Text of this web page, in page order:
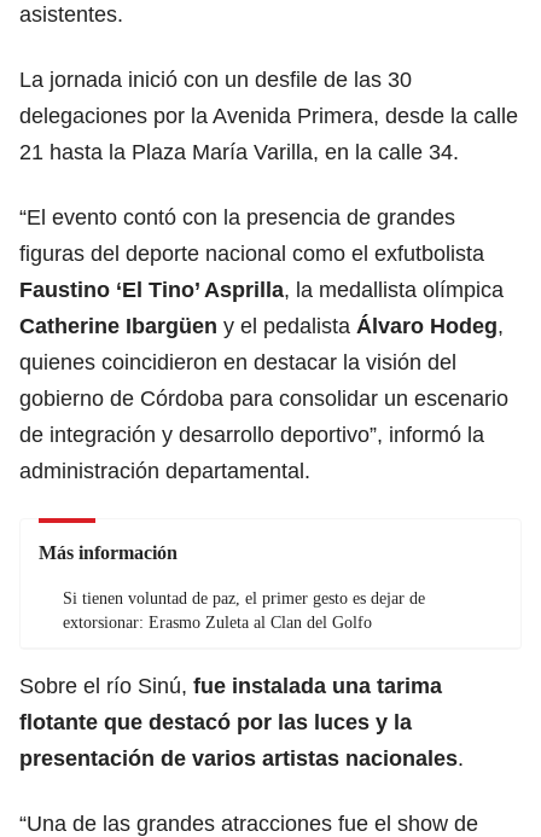
asistentes.
La jornada inició con un desfile de las 30
delegaciones por la Avenida Primera, desde la calle
21 hasta la Plaza María Varilla, en la calle 34.
“El evento contó con la presencia de grandes
figuras del deporte nacional como el exfutbolista
Faustino ‘El Tino’ Asprilla, la medallista olímpica
Catherine Ibargüen y el pedalista Álvaro Hodeg,
quienes coincidieron en destacar la visión del
gobierno de Córdoba para consolidar un escenario
de integración y desarrollo deportivo”, informó la
administración departamental.
Más información
Si tienen voluntad de paz, el primer gesto es dejar de
extorsionar: Erasmo Zuleta al Clan del Golfo
Sobre el río Sinú, fue instalada una tarima
flotante que destacó por las luces y la
presentación de varios artistas nacionales.
“Una de las grandes atracciones fue el show de